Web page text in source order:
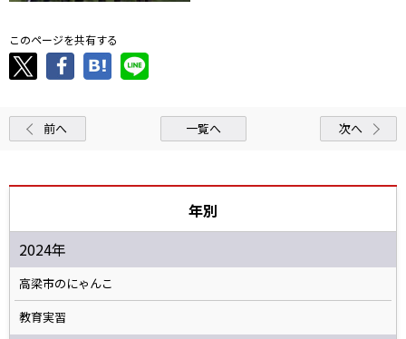
このページを共有する
前へ 一覧へ 次へ
年別
2024年
高梁市のにゃんこ
教育実習